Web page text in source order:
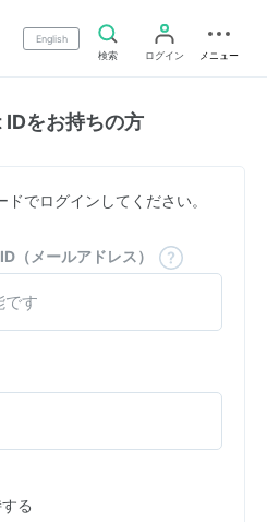
English
検索
ログイン メニュー
をお持ちの方
でログインしてください。
（メールアドレス）
る